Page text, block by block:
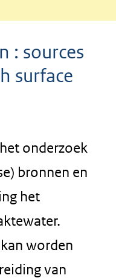
: sources
surface
onderzoek
bronnen en
het
worden
van